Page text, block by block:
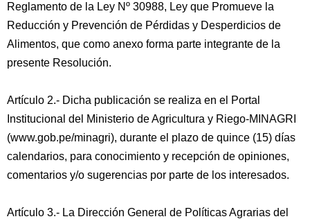
Reglamento de la Ley Nº 30988, Ley que Promueve la
Reducción y Prevención de Pérdidas y Desperdicios de
Alimentos, que como anexo forma parte integrante de la
presente Resolución.
Artículo 2.- Dicha publicación se realiza en el Portal
Institucional del Ministerio de Agricultura y Riego-MINAGRI
(www.gob.pe/minagri), durante el plazo de quince (15) días
calendarios, para conocimiento y recepción de opiniones,
comentarios y/o sugerencias por parte de los interesados.
Artículo 3.- La Dirección General de Políticas Agrarias del